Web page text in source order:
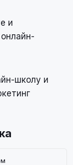
и
школу и